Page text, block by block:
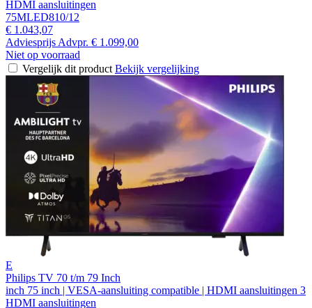
HDMI aansluitingen
75MLED810/12
€ 1.043,07
Adviesprijs Advpr. € 1.099,00
Niet op voorraad
Vergelijk dit product Bekijk vergelijking
E
Philips TV 70 t/m 79 Inch
inch 75 inch | VESA-aansluiting compatible | HDMI aansluitingen 3
HDMI aansluitingen